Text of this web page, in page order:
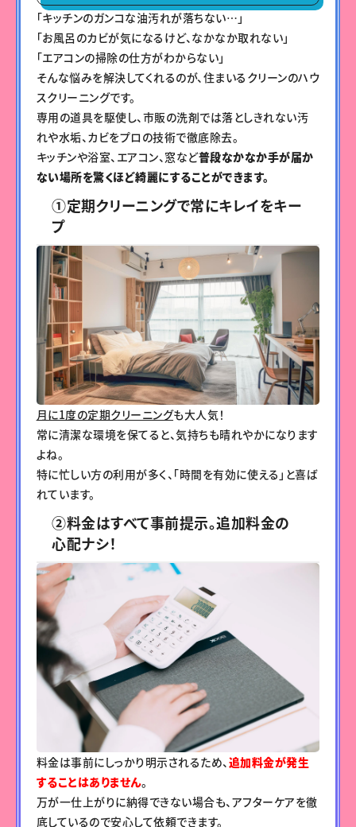
「キッチンのガンコな油汚れが落ちない…」
「お風呂のカビが気になるけど、なかなか取れない」
「エアコンの掃除の仕方がわからない」
そんな悩みを解決してくれるのが、住まいるクリーンのハウ
スクリーニングです。
専用の道具を駆使し、市販の洗剤では落としきれない汚
れや水垢、カビをプロの技術で徹底除去。
キッチンや浴室、エアコン、窓など普段なかなか手が届か
ない場所を驚くほど綺麗にすることができます。
①定期クリーニングで常にキレイをキー
プ
月に1度の定期クリーニングも大人気！
常に清潔な環境を保てると、気持ちも晴れやかになります
よね。
特に忙しい方の利用が多く、「時間を有効に使える」と喜ば
れています。
②料金はすべて事前提示。追加料金の
心配ナシ！
料金は事前にしっかり明示されるため、 追加料金が発生
することはありません。
万が一仕上がりに納得できない場合も、アフターケアを徹
底しているので安心して依頼できます。